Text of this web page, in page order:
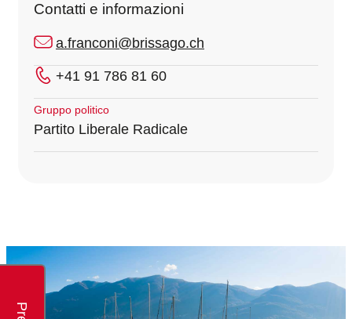
Contatti e informazioni
a.franconi@brissago.ch
+41 91 786 81 60
Gruppo politico
Partito Liberale Radicale